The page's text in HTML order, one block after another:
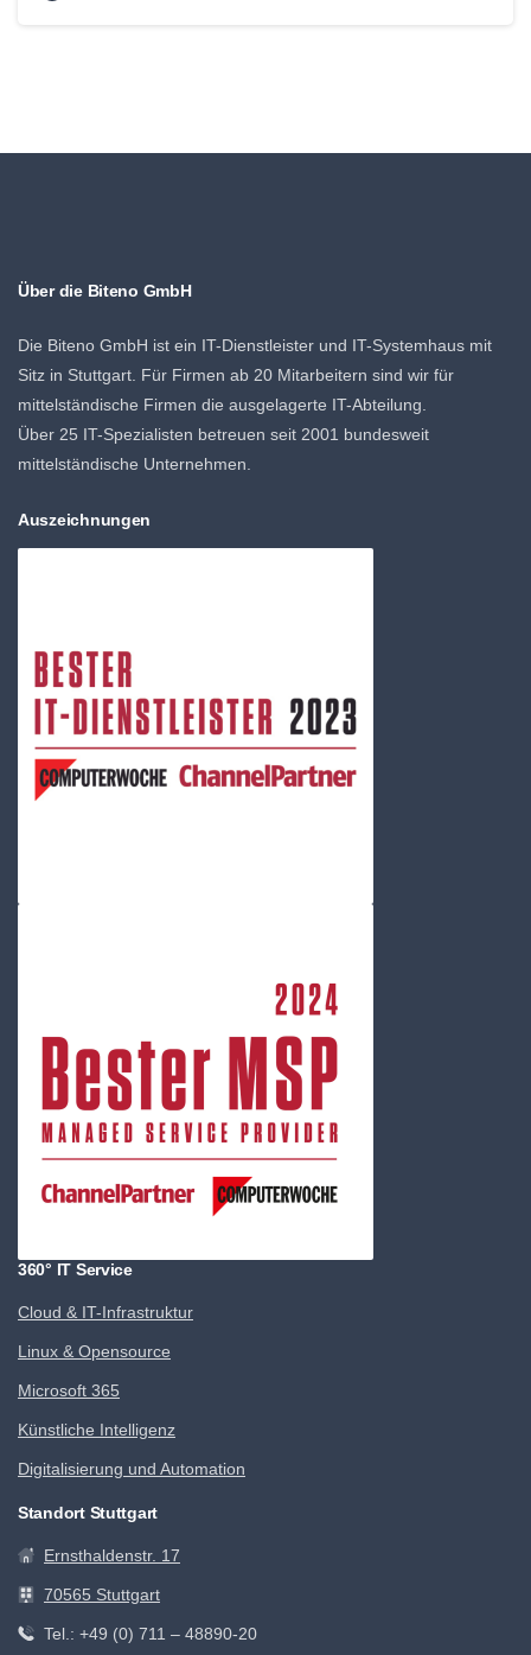
Über die Biteno GmbH
Die Biteno GmbH ist ein IT-Dienstleister und IT-Systemhaus mit
Sitz in Stuttgart. Für Firmen ab 20 Mitarbeitern sind wir für
mittelständische Firmen die ausgelagerte IT-Abteilung.
Über 25 IT-Spezialisten betreuen seit 2001 bundesweit
mittelständische Unternehmen.
Auszeichnungen
360° IT Service
Cloud & IT-Infrastruktur
Linux & Opensource
Microsoft 365
Künstliche Intelligenz
Digitalisierung und Automation
Standort Stuttgart
Ernsthaldenstr. 17
70565 Stuttgart
Tel.: +49 (0) 711 – 48890-20